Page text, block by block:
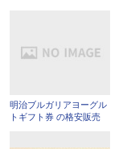
明治ブルガリアヨーグル
トギフト券 の格安販売